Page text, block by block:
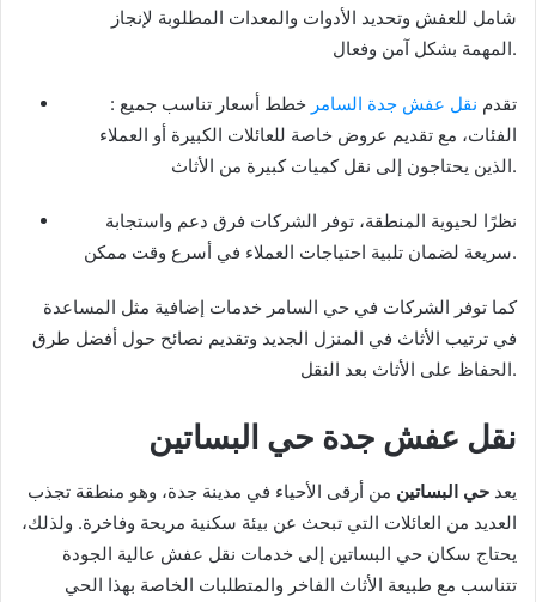
شامل للعفش وتحديد الأدوات والمعدات المطلوبة لإنجاز
المهمة بشكل آمن وفعال.
: تقدم نقل عفش جدة السامر خطط أسعار تناسب جميع
الفئات، مع تقديم عروض خاصة للعائلات الكبيرة أو العملاء
الذين يحتاجون إلى نقل كميات كبيرة من الأثاث.
نظرًا لحيوية المنطقة، توفر الشركات فرق دعم واستجابة
سريعة لضمان تلبية احتياجات العملاء في أسرع وقت ممكن.
كما توفر الشركات في حي السامر خدمات إضافية مثل المساعدة
في ترتيب الأثاث في المنزل الجديد وتقديم نصائح حول أفضل طرق
الحفاظ على الأثاث بعد النقل.
نقل عفش جدة حي البساتين
يعد حي البساتين من أرقى الأحياء في مدينة جدة، وهو منطقة تجذب
العديد من العائلات التي تبحث عن بيئة سكنية مريحة وفاخرة. ولذلك،
يحتاج سكان حي البساتين إلى خدمات نقل عفش عالية الجودة
تتناسب مع طبيعة الأثاث الفاخر والمتطلبات الخاصة بهذا الحي